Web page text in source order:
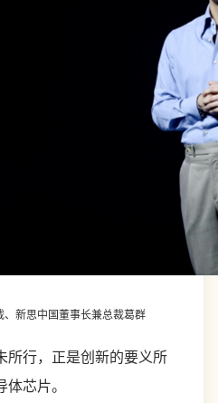
新思中国董事长兼总裁葛群
所行，正是创新的要义所
芯片。